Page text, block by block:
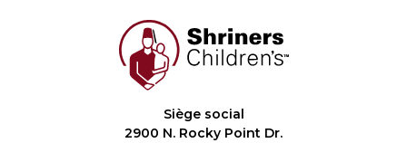
Siège social
2900 N. Rocky Point Dr.